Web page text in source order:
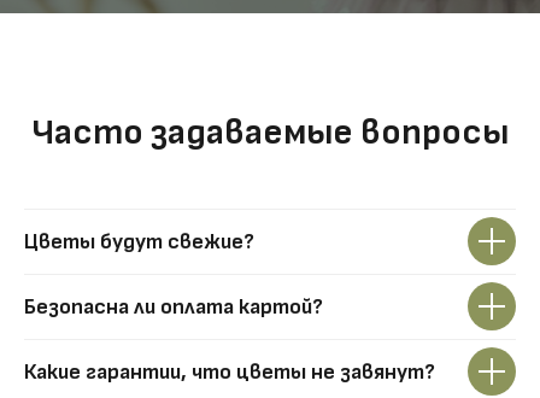
Часто задаваемые вопросы
Цветы будут свежие?
Безопасна ли оплата картой?
Какие гарантии, что цветы не завянут?